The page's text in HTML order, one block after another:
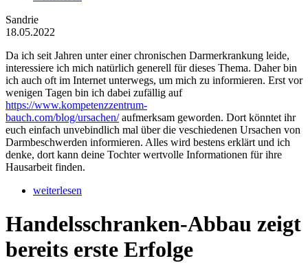
Sandrie
18.05.2022
Da ich seit Jahren unter einer chronischen Darmerkrankung leide,
interessiere ich mich natürlich generell für dieses Thema. Daher bin
ich auch oft im Internet unterwegs, um mich zu informieren. Erst vor
wenigen Tagen bin ich dabei zufällig auf
https://www.kompetenzzentrum-
bauch.com/blog/ursachen/aufmerksam geworden. Dort könntet ihr
euch einfach unvebindlich mal über die veschiedenen Ursachen von
Darmbeschwerden informieren. Alles wird bestens erklärt und ich
denke, dort kann deine Tochter wertvolle Informationen für ihre
Hausarbeit finden.
weiterlesen
Handelsschranken-Abbau zeigt
bereits erste Erfolge